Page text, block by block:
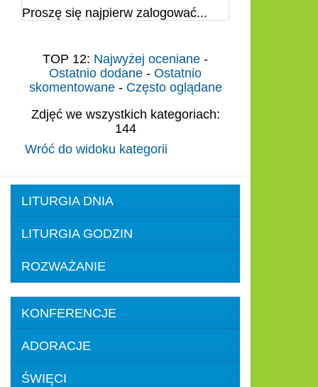
Proszę się najpierw zalogować...
TOP 12: Najwyżej oceniane -
Ostatnio dodane - Ostatnio
skomentowane- Często oglądane
Zdjęć we wszystkich kategoriach:
144
Wróć do widoku kategorii
LITURGIA DNIA
LITURGIA GODZIN
ROZWAŻANIE
KONFERENCJE
ADORACJE
ŚWIĘCI